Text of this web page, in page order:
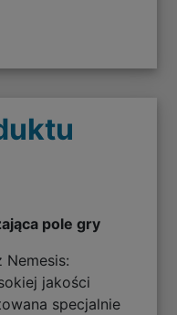
pole gry
jakości
specjalnie